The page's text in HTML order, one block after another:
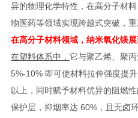
异的物理化学特性，在高分子材
物医药等领域实现跨越式突破，
在高分子材料领域，纳米氧化镁展
在塑料体系中， 它与聚乙烯、聚
5%-10% 即可使材料拉伸强度提
以上，同时赋予材料优异的阻燃
保护层，抑烟率达 60%，且无卤